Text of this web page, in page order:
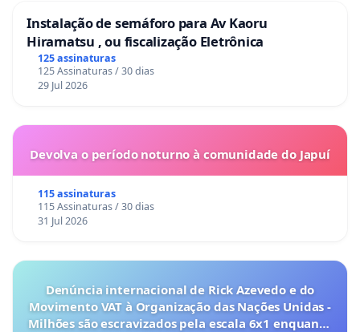
Instalação de semáforo para Av Kaoru
Hiramatsu , ou fiscalização Eletrônica
125 assinaturas
125 Assinaturas / 30 dias
29 Jul 2026
Devolva o período noturno à comunidade do Japuí
115 assinaturas
115 Assinaturas / 30 dias
31 Jul 2026
Denúncia internacional de Rick Azevedo e do
Movimento VAT à Organização das Nações Unidas -
Milhões são escravizados pela escala 6x1 enquanto